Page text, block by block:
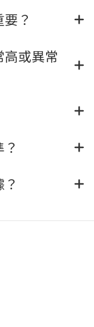
？
或異常